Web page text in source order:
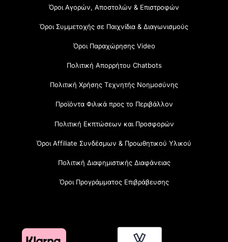
Όροι Αγορών, Αποστολών & Επιστροφών
Όροι Συμμετοχής σε Παιχνίδια & Διαγωνισμούς
Όροι Παραχώρησης Video
Πολιτική Απορρήτου Chatbots
Πολιτική Χρήσης Τεχνητής Νοημοσύνης
Προϊόντα Φιλικά προς το Περιβάλλον
Πολιτική Εκπτώσεων και Προσφορών
Όροι Affiliate Συνδέσμων & Προωθητικού Υλικού
Πολιτική Διαφημιστικής Διαφάνειας
Όροι Προγράμματος Επιβράβευσης